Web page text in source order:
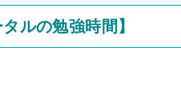
ルの勉強時間】